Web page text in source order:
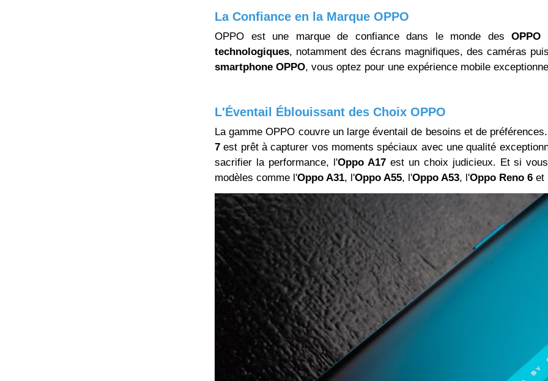
La Confiance en la Marque OPPO
OPPO est une marque de confiance dans le monde des OPPO
technologiques, notamment des écrans magnifiques, des caméras
smartphone OPPO, vous optez pour une expérience mobile
L'Éventail Éblouissant des Choix OPPO
La gamme OPPO couvre un large éventail de besoins et de
7 est prêt à capturer vos moments spéciaux avec une qualité
sacrifier la performance, l'Oppo A17est un choix judicieux. Et si
modèles comme l'Oppo A31, l'Oppo A55, l'Oppo A53, l'Oppo Reno 6 et